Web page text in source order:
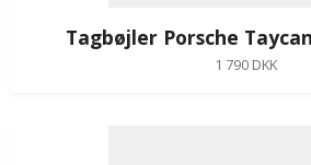
Tagbøjler Porsche
1 790 DKK